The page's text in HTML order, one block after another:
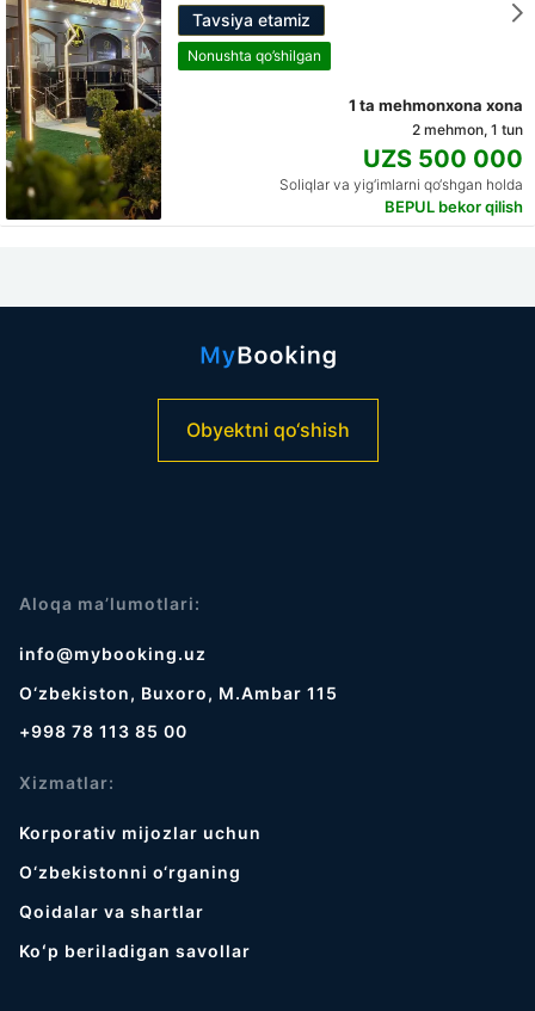
Tavsiya etamiz
Nonushta qo’shilgan
1 ta mehmonxona xona
2 mehmon, 1 tun
UZS 500 000
Soliqlar va yig‘imlarni qo‘shgan holda
BEPUL bekor qilish
Obyektni qo‘shish
Aloqa ma’lumotlari:
info@mybooking.uz
O‘zbekiston, Buxoro, M.Ambar 115
+998 78 113 85 00
Xizmatlar:
Korporativ mijozlar uchun
O‘zbekistonni o‘rganing
Qoidalar va shartlar
Koʻp beriladigan savollar